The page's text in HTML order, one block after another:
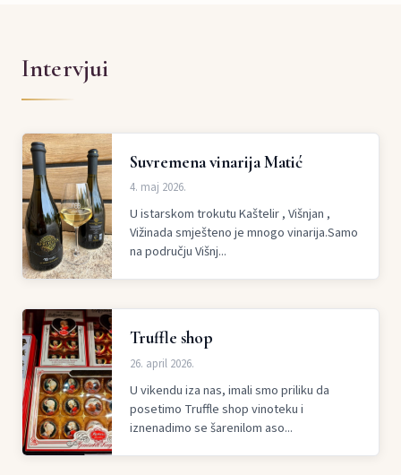
Intervjui
Suvremena vinarija Matić
4. maj 2026.
U istarskom trokutu Kaštelir , Višnjan ,
Vižinada smješteno je mnogo vinarija.Samo
na području Višnj...
Truffle shop
26. april 2026.
U vikendu iza nas, imali smo priliku da
posetimo Truffle shop vinoteku i
iznenadimo se šarenilom aso...